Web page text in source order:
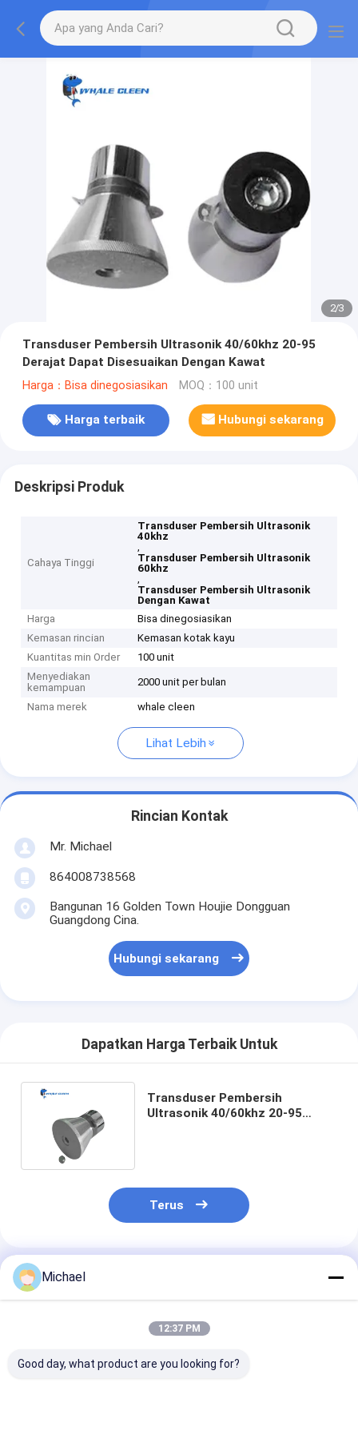
2/3
Transduser Pembersih Ultrasonik 40/60khz 20-95
Derajat Dapat Disesuaikan Dengan Kawat
Harga：Bisa dinegosiasikan MOQ：100 unit
Harga terbaik Hubungi sekarang
Deskripsi Produk
Cahaya Tinggi
Transduser Pembersih Ultrasonik
40khz
,
Transduser Pembersih Ultrasonik
60khz
,
Transduser Pembersih Ultrasonik
Dengan Kawat
Harga
Bisa dinegosiasikan
Kemasan rincian
Kemasan kotak kayu
Kuantitas min Order
100 unit
Menyediakan
kemampuan
2000 unit per bulan
Nama merek whale cleen
Lihat Lebih
Rincian Kontak
Mr. Michael
864008738568
Bangunan 16 Golden Town Houjie Dongguan
Guangdong Cina.
Hubungi sekarang
Dapatkan Harga Terbaik Untuk
Transduser Pembersih
Ultrasonik 40/60khz 20-95
Terus
Rekomendasi Produk
Michael
12:37 PM
Good day, what product are you looking for?